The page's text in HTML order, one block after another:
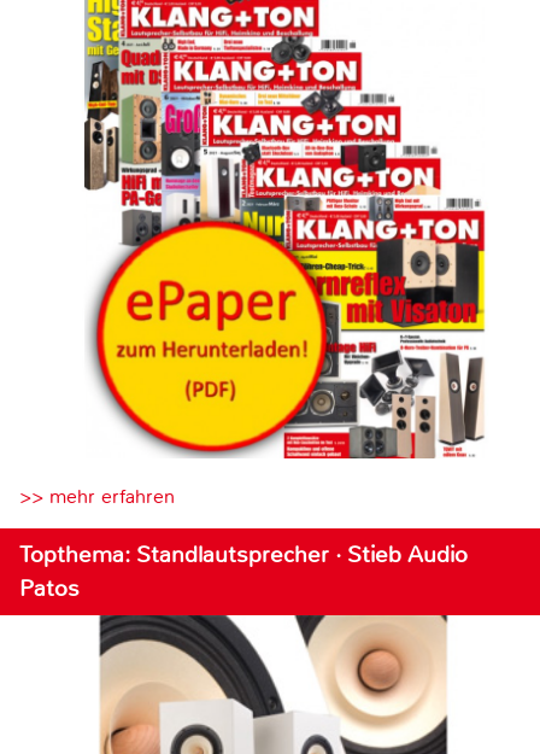
>> mehr erfahren
Topthema: Standlautsprecher · Stieb Audio
Patos